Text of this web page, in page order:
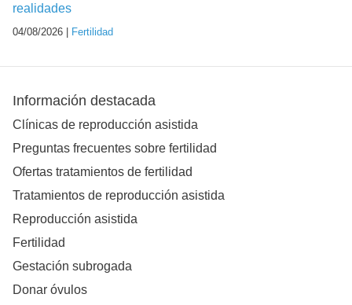
realidades
04/08/2026 | Fertilidad
Información destacada
Clínicas de reproducción asistida
Preguntas frecuentes sobre fertilidad
Ofertas tratamientos de fertilidad
Tratamientos de reproducción asistida
Reproducción asistida
Fertilidad
Gestación subrogada
Donar óvulos